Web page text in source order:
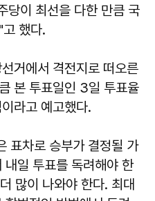
당이 최선을 다한 만큼 국
했다.
거에서 격전지로 떠오른
본 투표일인 3일 투표율
라고 예고했다.
표차로 승부가 결정될 가
일 투표를 독려해야 한
많이 나와야 한다. 최대